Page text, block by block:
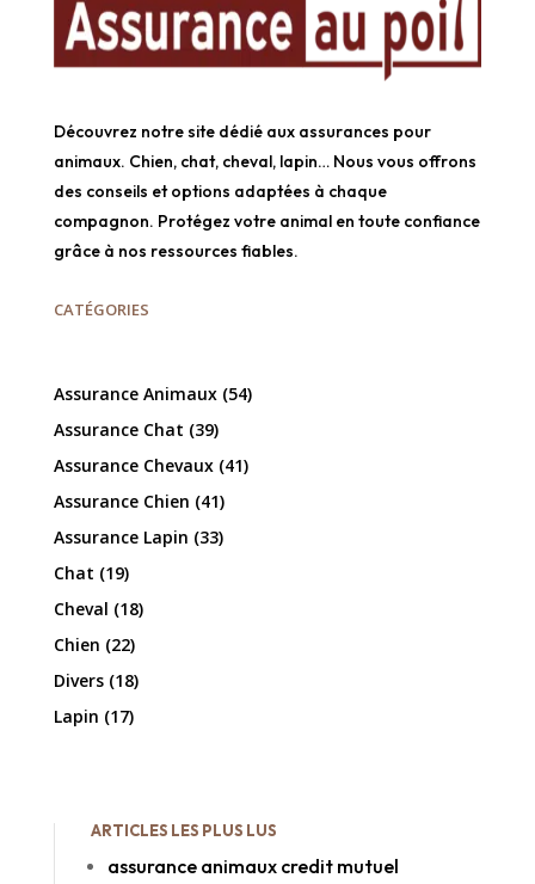
Découvrez notre site dédié aux assurances pour
animaux. Chien, chat, cheval, lapin… Nous vous offrons
des conseils et options adaptées à chaque
compagnon. Protégez votre animal en toute confiance
grâce à nos ressources fiables.
CATÉGORIES
Assurance Animaux(54)
Assurance Chat (39)
Assurance Chevaux(41)
Assurance Chien (41)
Assurance Lapin (33)
Chat (19)
Cheval (18)
Chien (22)
Divers(18)
Lapin (17)
ARTICLES LES PLUS LUS
assurance animaux credit mutuel